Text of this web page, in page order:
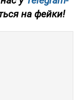
на фейки!